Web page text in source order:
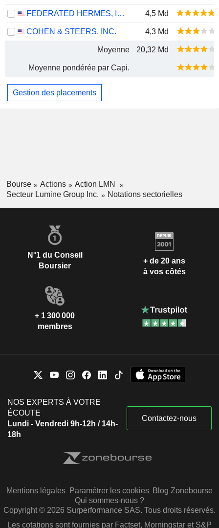
FEDERATED HERMES, INC. 4,5 Md
COHEN & STEERS, INC. 4,3 Md
Moyenne 20,32 Md
Moyenne pondérée par Capi.
Gestion des placements
Bourse Actions
Action LMN
Secteur Lumine Group Inc.
Notations sectorielles
N°1 du Conseil
Boursier
+ de 20 ans
à vos côtés
+ 1 300 000
membres
NOS EXPERTS À VOTRE
ÉCOUTE
Lundi - Vendredi 9h-12h / 14h-
18h
Contactez-nous
Mentions légales Paramétrer les cookies Blog Zonebourse
Qui sommes-nous ?
Copyright © 2026 Surperformance SAS. Tous droits réservés.
Les cotations sont fournies par Factset, Morningstar et S&P